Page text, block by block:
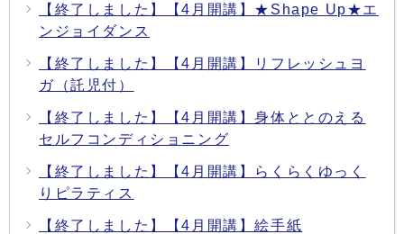
【終了しました】【4月開講】★Shape Up★エ
ンジョイダンス
【終了しました】【4月開講】リフレッシュヨ
ガ（託児付）
【終了しました】【4月開講】身体ととのえる
セルフコンディショニング
【終了しました】【4月開講】らくらくゆっく
りピラティス
【終了しました】【4月開講】絵手紙